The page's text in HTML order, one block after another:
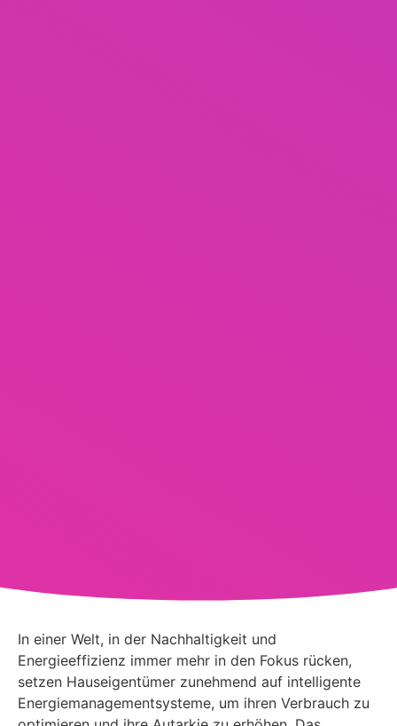
In einer Welt, in der Nachhaltigkeit und
Energieeffizienz immer mehr in den Fokus rücken,
setzen Hauseigentümer zunehmend auf intelligente
Energiemanagementsysteme, um ihren Verbrauch zu